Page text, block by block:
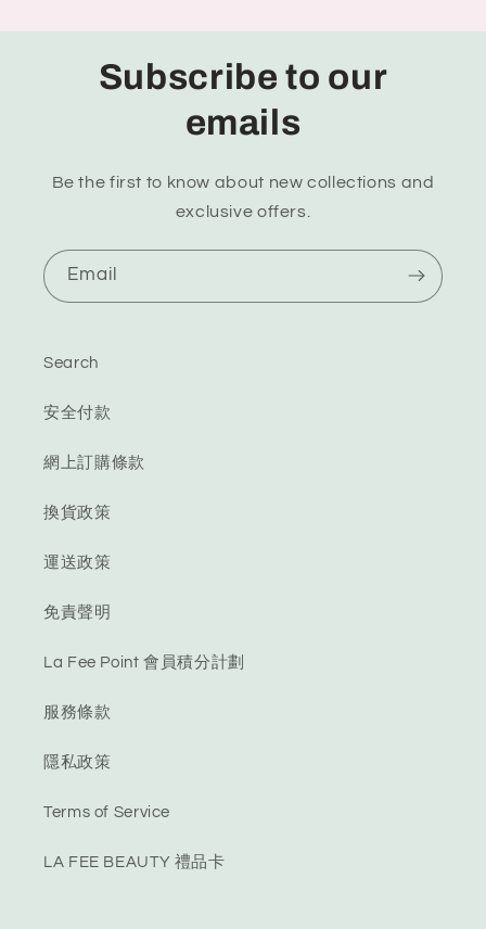
Subscribe to our
emails
Be the first to know about new collections and
exclusive offers.
Email
Search
安全付款
網上訂購條款
換貨政策
運送政策
免責聲明
La Fee Point 會員積分計劃
服務條款
隱私政策
Terms of Service
LA FEE BEAUTY 禮品卡